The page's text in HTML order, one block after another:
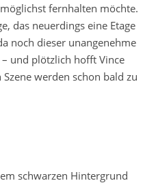
fernhalten möchte.
das neuerdings eine Etage
noch dieser unangenehme
und plötzlich hofft Vince
werden schon bald zu
schwarzen Hintergrund